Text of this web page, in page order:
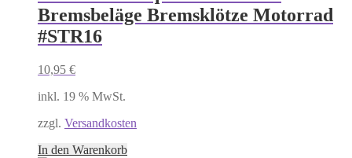
Bremsbeläge Bremsklötze Motorrad
#STR16
10,95 €
inkl. 19 % MwSt.
zzgl. Versandkosten
In den Warenkorb